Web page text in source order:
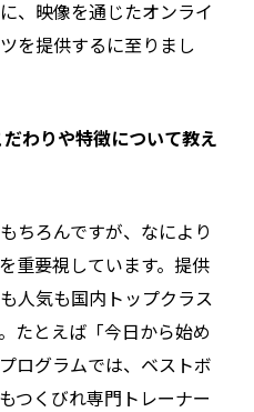
、映像を通じたオンライ
を提供するに至りまし
わりや特徴について教え
ちろんですが、なにより
重要視しています。提供
人気も国内トップクラス
たとえば「今日から始め
ログラムでは、ベストボ
つくびれ専門トレーナー